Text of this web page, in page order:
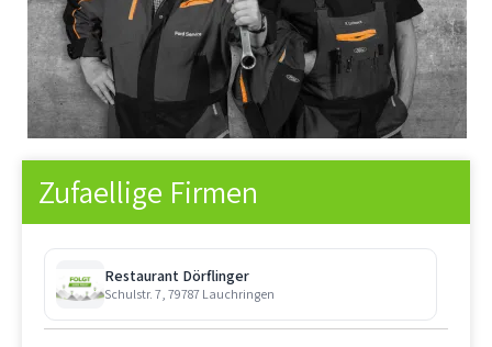
Zufaellige Firmen
Restaurant Dörflinger
Schulstr. 7, 79787 Lauchringen